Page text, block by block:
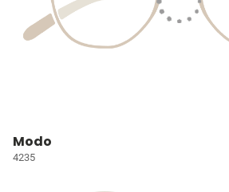
Modo
4235